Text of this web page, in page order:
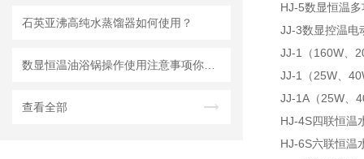
石英亚沸高纯水蒸馏器如何使用？
查看全部
HJ-5数显恒温
JJ-3数显控温电
JJ-1（160W、
JJ-1（25W、
JJ-1A（25W、
HJ-4S四联恒温
HJ-6S六联恒温